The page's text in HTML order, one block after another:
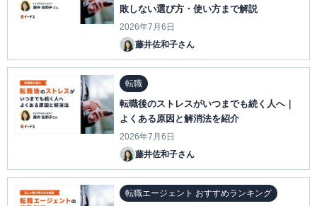
敗しない選び方・使い方まで解説
2026年7月6日
藤井佐和子さん
転職
転職後のストレスがいつまでも続く人へ｜
よくある原因と解消法を紹介
2026年7月6日
藤井佐和子さん
転職エージェント おすすめランキング